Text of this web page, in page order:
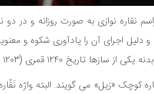
نقاره نوازی به صورت روزانه و
اجرای آن را یادآوری شکوه و
قمری (۱۲۰۳ شمسی) حک شده است.